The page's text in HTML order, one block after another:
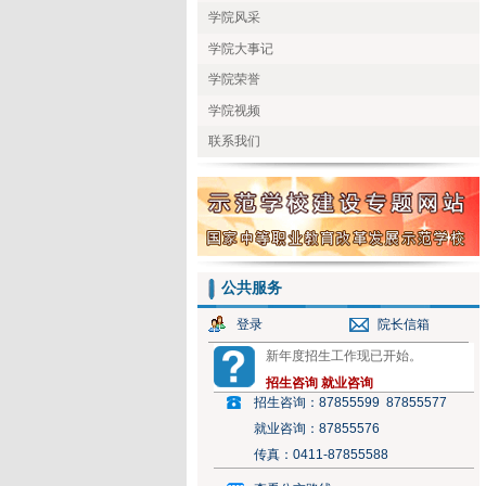
学院风采
学院大事记
学院荣誉
学院视频
联系我们
公共服务
登录 院长信箱
新年度招生工作现已开始。
招生咨询 就业咨询
招生咨询： 87855599 87855577
就业咨询： 87855576
传真： 0411-87855588